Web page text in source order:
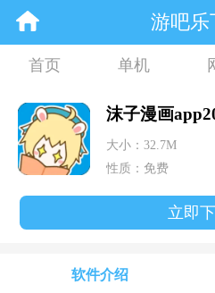
游吧乐
首页 单机
资讯 合集
沫子漫画
大小：32.7M
性质：免费
立即
软件介绍